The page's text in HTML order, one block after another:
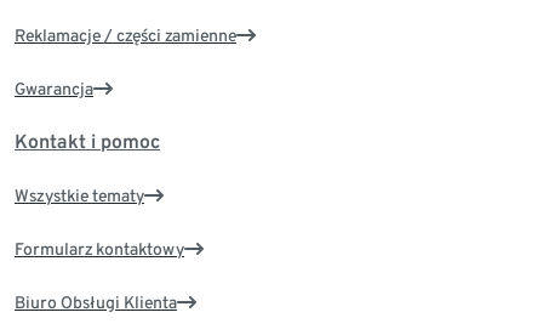
Reklamacje / części zamienne
Gwarancja
Kontakt i pomoc
Wszystkie tematy
Formularz kontaktowy
Biuro Obsługi Klienta